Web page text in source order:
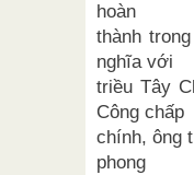
hoàn
thành
nghĩa với
triều Tây
Công chấp
chính, ông
phong